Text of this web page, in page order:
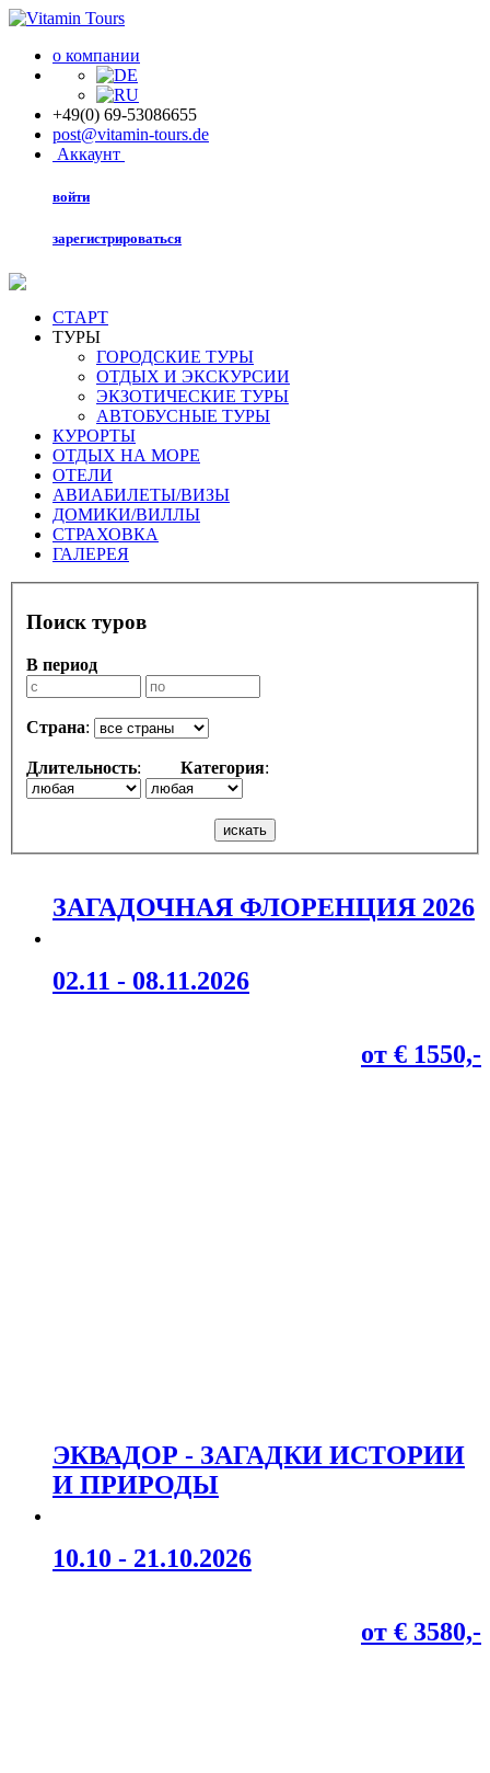
о компании
+49(0) 69-53086655
post@vitamin-tours.de
Аккаунт
войти
зарегистрироваться
СТАРТ
ТУРЫ
ГОРОДСКИЕ ТУРЫ
ОТДЫХ И ЭКСКУРСИИ
ЭКЗОТИЧЕСКИЕ ТУРЫ
АВТОБУСНЫЕ ТУРЫ
КУРОРТЫ
ОТДЫХ НА МОРЕ
ОТЕЛИ
АВИАБИЛЕТЫ/ВИЗЫ
ДОМИКИ/ВИЛЛЫ
СТРАХОВКА
ГАЛЕРЕЯ
Поиск туров
В период
Страна:
Длительность: Категория:
ЗАГАДОЧНАЯ ФЛОРЕНЦИЯ 2026
02.11 - 08.11.2026
от € 1550,-
ЭКВАДОР - ЗАГАДКИ ИСТОРИИ
И ПРИРОДЫ
10.10 - 21.10.2026
от € 3580,-